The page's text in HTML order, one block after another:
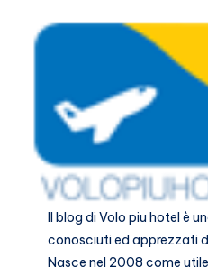
Il blog diVolo piu hotelè
conosciuti ed apprezzati
Nasce nel 2008 come